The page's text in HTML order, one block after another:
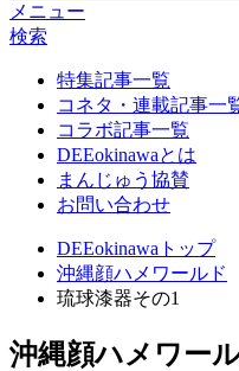
メニュー
検索
特集記事一覧
コネタ・連載記事一
コラボ記事一覧
DEEokinawaとは
まんじゅう協賛
お問い合わせ
DEEokinawaトップ
沖縄顔ハメワールド
琉球漆器その1
沖縄顔ハメワー